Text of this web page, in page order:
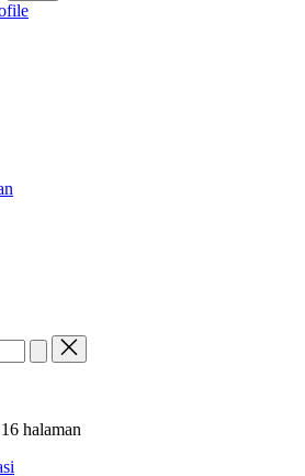
halaman